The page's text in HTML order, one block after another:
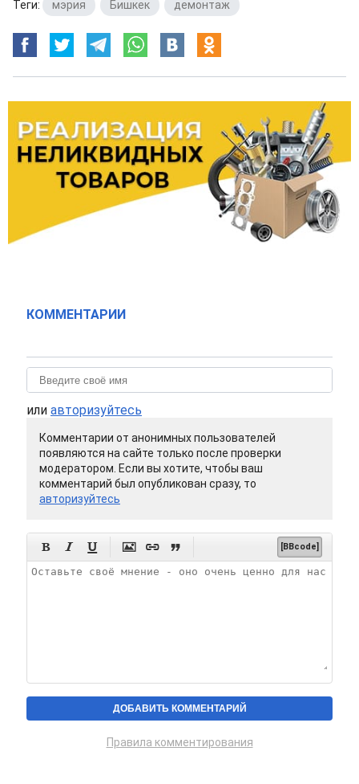
Теги: мэрия Бишкек демонтаж
КОММЕНТАРИИ
или авторизуйтесь
Комментарии от анонимных пользователей
появляются на сайте только после проверки
модератором. Если вы хотите, чтобы ваш
комментарий был опубликован сразу, то
авторизуйтесь
      [BBcode]
Правила комментирования